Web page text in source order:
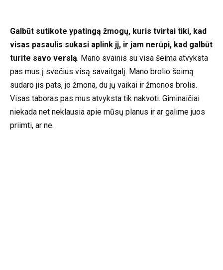
Galbūt sutikote ypatingą žmogų, kuris tvirtai tiki, kad
visas pasaulis sukasi aplink jį, ir jam nerūpi, kad galbūt
turite savo verslą. Mano svainis su visa šeima atvyksta
pas mus į svečius visą savaitgalį. Mano brolio šeimą
sudaro jis pats, jo žmona, du jų vaikai ir žmonos brolis.
Visas taboras pas mus atvyksta tik nakvoti. Giminaičiai
niekada net neklausia apie mūsų planus ir ar galime juos
priimti, ar ne.